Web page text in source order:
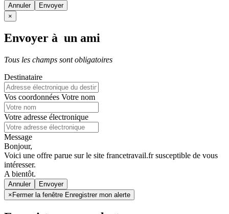
Annuler
×
Envoyer à un ami
Tous les champs sont obligatoires
Destinataire
Vos coordonnées Votre nom
Votre adresse électronique
Message
Bonjour,
Voici une offre parue sur le site francetravail.fr susceptible de vous
intéresser.
A bientôt.
Annuler
× Fermer la fenêtre Enregistrer mon alerte